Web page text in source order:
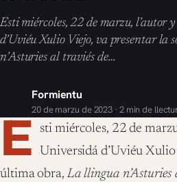
Esti miércoles, 22 de marzu, l’autor
d’Uviéu Xulio Viejo, va presentar la
n’Asturies al traviés de…
Formientu
20 de marzu de 2023 · 2 min de
E sti miércoles, 22 de
Universidá d’Uviéu
última obra,La llingua n’Asturies